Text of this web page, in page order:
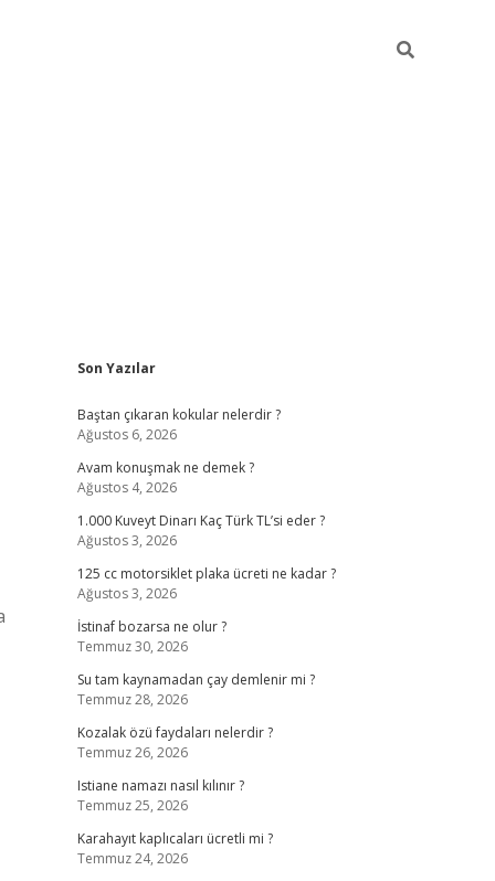
Sidebar
Son Yazılar
Baştan çıkaran kokular nelerdir ?
Ağustos 6, 2026
Avam konuşmak ne demek ?
Ağustos 4, 2026
1.000 Kuveyt Dinarı Kaç Türk TL’si eder ?
Ağustos 3, 2026
125 cc motorsiklet plaka ücreti ne kadar ?
Ağustos 3, 2026
İstinaf bozarsa ne olur ?
Temmuz 30, 2026
Su tam kaynamadan çay demlenir mi ?
Temmuz 28, 2026
Kozalak özü faydaları nelerdir ?
Temmuz 26, 2026
Istiane namazı nasıl kılınır ?
Temmuz 25, 2026
Karahayıt kaplıcaları ücretli mi ?
Temmuz 24, 2026